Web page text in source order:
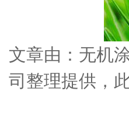
文章由：无机
司整理提供，